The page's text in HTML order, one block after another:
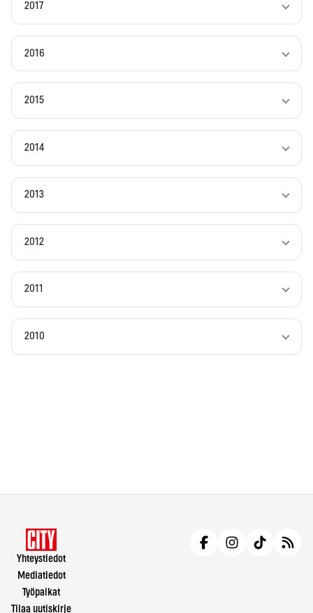
2017
2016
2015
2014
2013
2012
2011
2010
Yhteystiedot
Mediatiedot
Työpaikat
Tilaa uutiskirje